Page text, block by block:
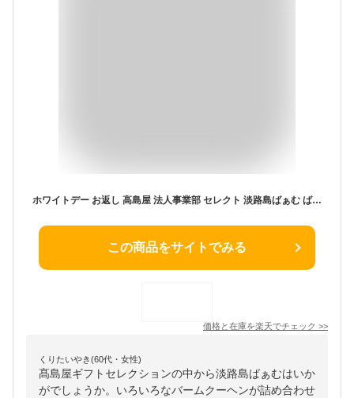
ホワイトデー お返し 高島屋 法人事業部 セレクト 淡路島ばぁむ ばぁむはんぶんこサイズ詰合せ 8個 メーカー直送 / バームクーヘン バウムクーヘン 兵庫県 お土産 手土産 百貨店お菓子 内祝い ギフトセレクション お取り寄せグルメ JGS 送料無料
この商品をサイトでみる
価格と在庫を楽天でチェック >>
くりたいやき(60代・女性)
髙島屋ギフトセレクションの中から淡路島ばぁむはいか
がでしょうか。いろいろなバームクーヘンが詰め合わせ